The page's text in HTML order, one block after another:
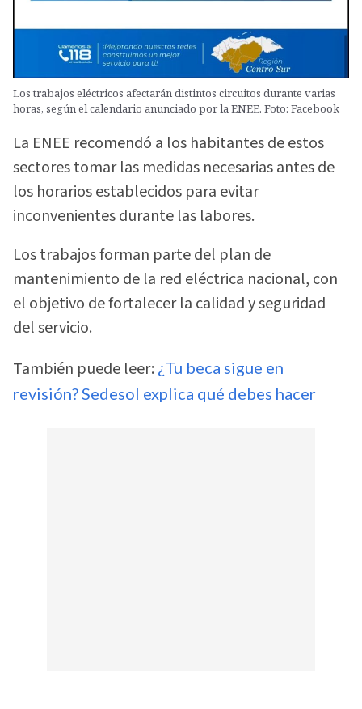
Los trabajos eléctricos afectarán distintos circuitos durante varias
horas, según el calendario anunciado por la ENEE. Foto: Facebook
La ENEE recomendó a los habitantes de estos
sectores tomar las medidas necesarias antes de
los horarios establecidos para evitar
inconvenientes durante las labores.
Los trabajos forman parte del plan de
mantenimiento de la red eléctrica nacional, con
el objetivo de fortalecer la calidad y seguridad
del servicio.
También puede leer: ¿Tu beca sigue en
revisión? Sedesol explica qué debes hacer